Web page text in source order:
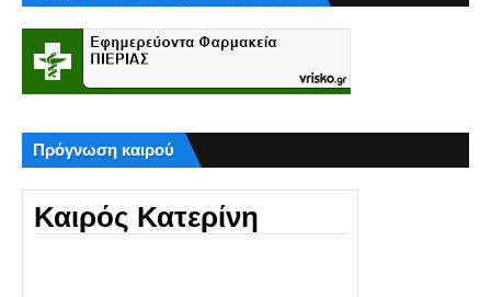
Πρόγνωση καιρού
Καιρός Κατερίνη